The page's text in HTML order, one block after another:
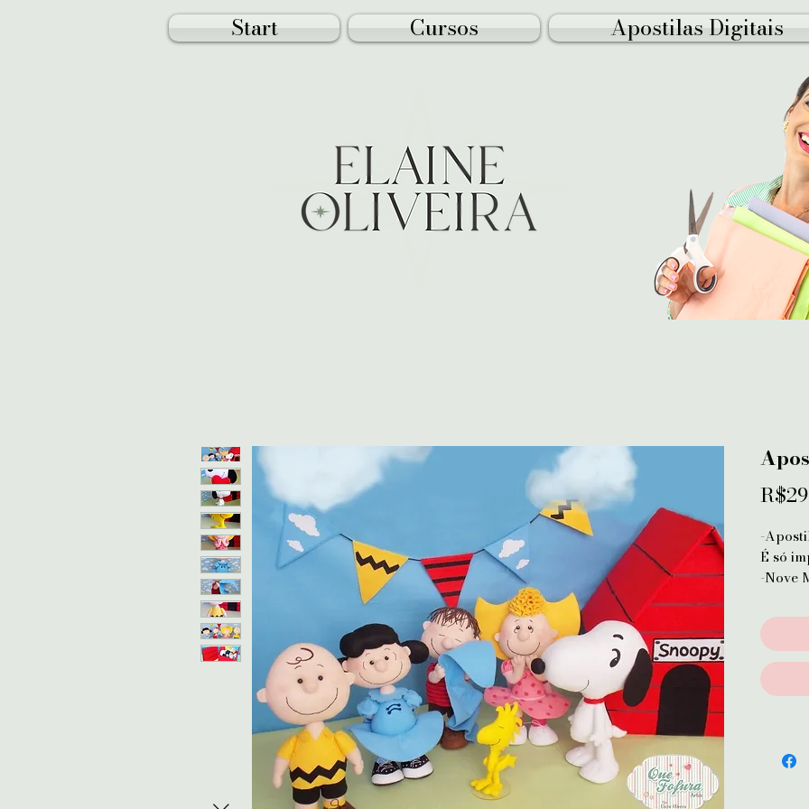
Start Cursos Apostilas Digitais
-
É só
-Nove
-
-
à mão